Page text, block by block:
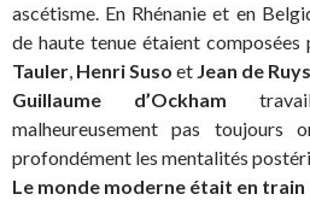
ascétisme. En Rhénanie et en
de haute tenue étaient composées
Tauler, Henri Suso et Jean de
Guillaume d’Ockham
malheureusement pas toujours
profondément les mentalités
Le monde moderne était en